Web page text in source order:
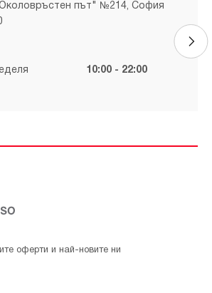
път" №214, София
10:00 - 22:00
оферти и най-новите ни